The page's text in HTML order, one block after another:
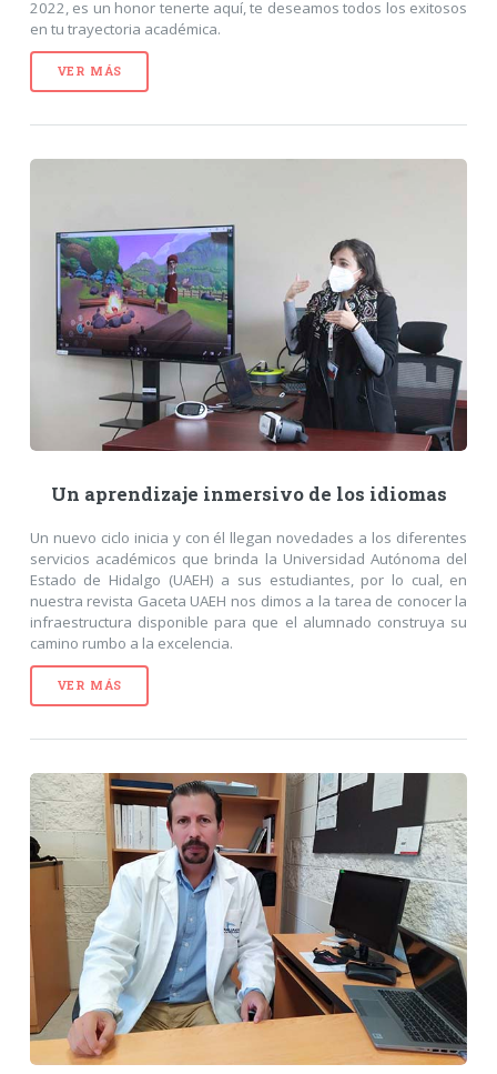
2022, es un honor tenerte aquí, te deseamos todos los exitosos
en tu trayectoria académica.
VER MÁS
Un aprendizaje inmersivo de los idiomas
Un nuevo ciclo inicia y con él llegan novedades a los diferentes
servicios académicos que brinda la Universidad Autónoma del
Estado de Hidalgo (UAEH) a sus estudiantes, por lo cual, en
nuestra revista Gaceta UAEH nos dimos a la tarea de conocer la
infraestructura disponible para que el alumnado construya su
camino rumbo a la excelencia.
VER MÁS